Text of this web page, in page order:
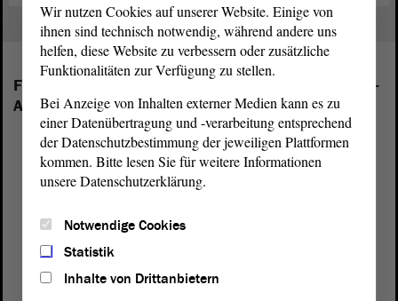
Folgende Fraktionen sind im Landtag von Sachsen-
Anhalt vertreten:
Wir nutzen Cookies auf unserer Website. Einige von
ihnen sind technisch notwendig, während andere uns
helfen, diese Website zu verbessern oder zusätzliche
Funktionalitäten zur Verfügung zu stellen.
Bei Anzeige von Inhalten externer Medien kann es zu
einer Datenübertragung und -verarbeitung entsprechend
der Datenschutzbestimmung der jeweiligen Plattformen
kommen. Bitte lesen Sie für weitere Informationen
unsere Datenschutzerklärung.
Notwendige Cookies
Statistik
Inhalte von Drittanbietern